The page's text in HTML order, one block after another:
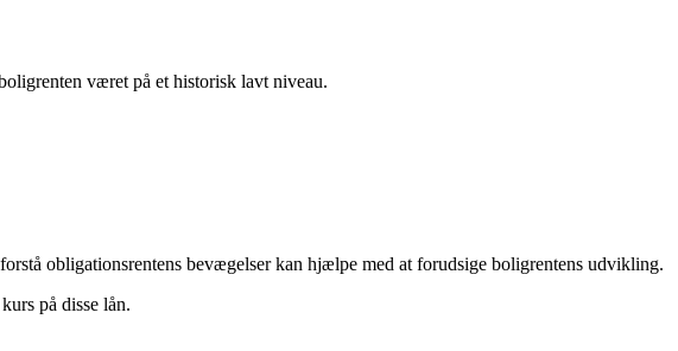
været på et historisk lavt niveau.
obligationsrentens bevægelser kan hjælpe med at forudsige boligrentens udvikling.
på disse lån.